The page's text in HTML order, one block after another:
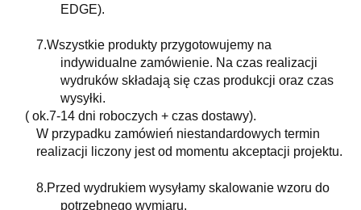
EDGE).
7.Wszystkie produkty przygotowujemy na
indywidualne zamówienie. Na czas realizacji
wydruków składają się czas produkcji oraz czas
wysyłki.
( ok.7-14 dni roboczych + czas dostawy).
W przypadku zamówień niestandardowych termin
realizacji liczony jest od momentu akceptacji projektu.
8.Przed wydrukiem wysyłamy skalowanie wzoru do
potrzebnego wymiaru.